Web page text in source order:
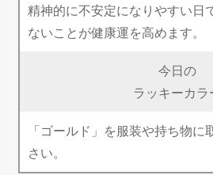
精神的に不安定になりやすい日
ないことが健康運を高めます。
今日の
ラッキーカラ
「ゴールド」を服装や持ち物に
さい。